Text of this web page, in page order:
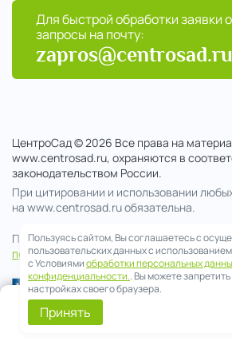
Telegram
Для быстрой обработки заявки
запросы на почту:
zapros@centrosad.ru
ЦентроСад © 2026 Все права на
www.centrosad.ru, охраняются в
законодательством России.
При цитировании и использовании
на www.centrosad.ru обязательна.
Продолжая посещение сайта , вы
персональных данных
Пользуясь сайтом, Вы соглашаетесь с
пользовательских данных с
с Условиямиобработки персональных
конфиденциальности.. Вы можете
настройках своего браузера.
Принять